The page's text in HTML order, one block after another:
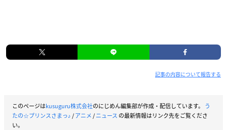
記事の内容について報告する
このページはkusuguru株式会社のにじめん編集部が作成・配信しています。
う
たの☆プリンスさまっ♪/アニメ/ニュース の最新情報はリンク先をご覧くださ
い。